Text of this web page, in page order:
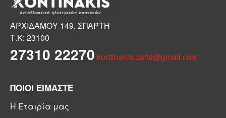
ΑΡΧΙΔΑΜΟΥ 149, ΣΠΑΡΤΗ
Τ.Κ: 23100
27310 22270 kontinakis.parts@gmail.com
ΠΟΙΟΙ ΕΙΜΑΣΤΕ
Η Εταιρία μας